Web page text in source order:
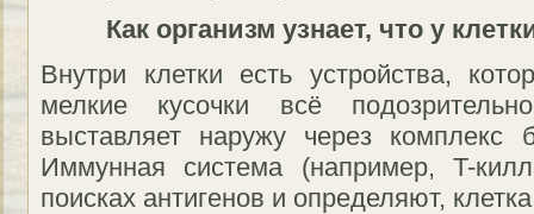
Как организм узнает, что у
Внутри клетки есть устройства,
мелкие кусочки всё
выставляет наружу через комплекс
Иммунная система (например, T-
поисках антигенов и определяют,